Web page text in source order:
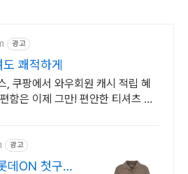
광고
쾌적하게
, 쿠팡에서 와우회원 캐시 적립 혜
함은 이제 그만! 편안한 티셔츠 로
광고
데ON 첫구매